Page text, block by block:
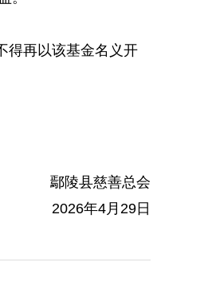
得再以该基金名义开
鄢陵县慈善总会
2026年4月29日